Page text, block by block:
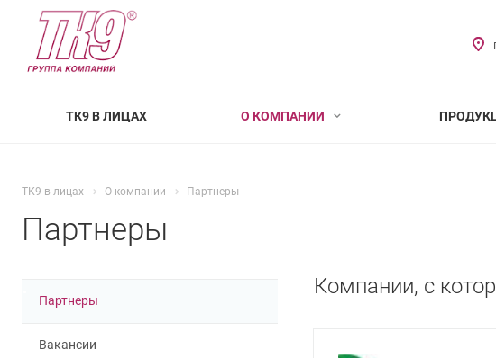
ТК9 В ЛИЦАХ О КОМПАНИИ
ТК9 в лицах О компании Партнеры
Партнеры
Компании, с
Партнеры
Вакансии